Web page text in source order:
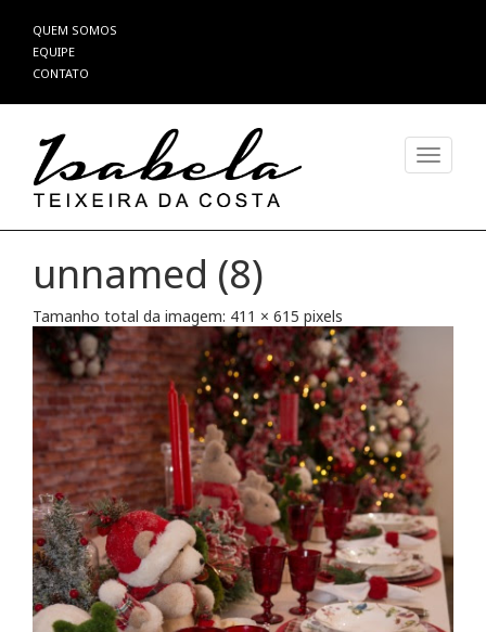
Pular
para
o
QUEM SOMOS
EQUIPE
CONTATO
unnamed (8)
Tamanho total da imagem: 411 × 615 pixels